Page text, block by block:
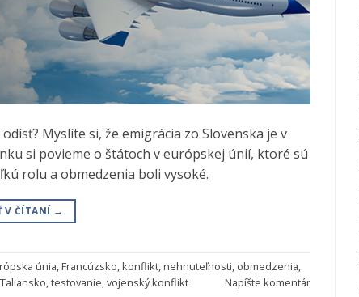
Myslíte si, že emigrácia zo Slovenska je v
si povieme o štátoch v európskej únií, ktoré sú
rolu a obmedzenia boli vysoké.
V ČÍTANÍ →
únia,Francúzsko,konflikt,nehnuteľnosti, obmedzenia,
Taliansko,testovanie,vojenský konflikt Napíšte komentár